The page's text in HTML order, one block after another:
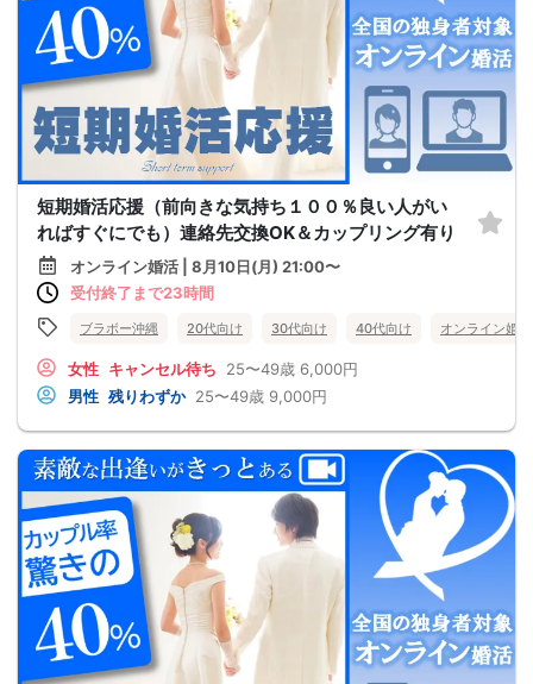
短期婚活応援（前向きな気持ち１００％良い人がい
ればすぐにでも）連絡先交換OK＆カップリング有り
オンライン婚活 | 8月10日(月) 21:00〜
受付終了まで23時間
ブラボー沖縄 20代向け 30代向け 40代向け オンライン婚活
女性 キャンセル待ち 25〜49歳 6,000円
男性 残りわずか 25〜49歳 9,000円